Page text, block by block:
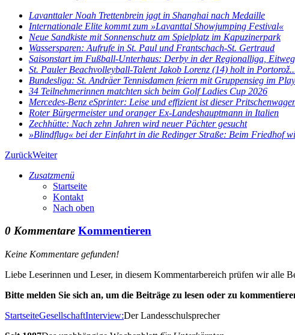
Lavanttaler Noah Trettenbrein jagt in Shanghai nach Medaille
Internationale Elite kommt zum »Lavanttal Showjumping Festival«
Neue Sandkiste mit Sonnenschutz am Spielplatz im Kapuzinerpark
Wassersparen: Aufrufe in St. Paul und Frantschach-St. Gertraud
Saisonstart im Fußball-Unterhaus: Derby in der Regionalliga,
St. Pauler Beachvolleyball-Talent Jakob Lorenz (14) holt in
Bundesliga: St. Andräer Tennisdamen feiern mit Gruppensieg im
34 Teilnehmerinnen matchten sich beim Golf Ladies Cup 2026
Mercedes-Benz eSprinter: Leise und effizient ist dieser
Roter Bürgermeister und oranger Ex-Landeshauptmann in Italien
Zechhütte: Nach zehn Jahren wird neuer Pächter gesucht
»Blindflug« bei der Einfahrt in die Redinger Straße: Beim Friedhof
ZurückWeiter
Zusatzmenü
Startseite
Kontakt
Nach oben
0 Kommentare Kommentieren
Keine Kommentare gefunden!
Liebe Leserinnen und Leser, in diesem Kommentarbereich prüfen wir alle
Bitte melden Sie sich an, um die Beiträge zu lesen oder zu
StartseiteGesellschaftInterview:Der Landesschulsprecher